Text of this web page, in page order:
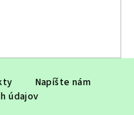
Napíšte nám
údajov